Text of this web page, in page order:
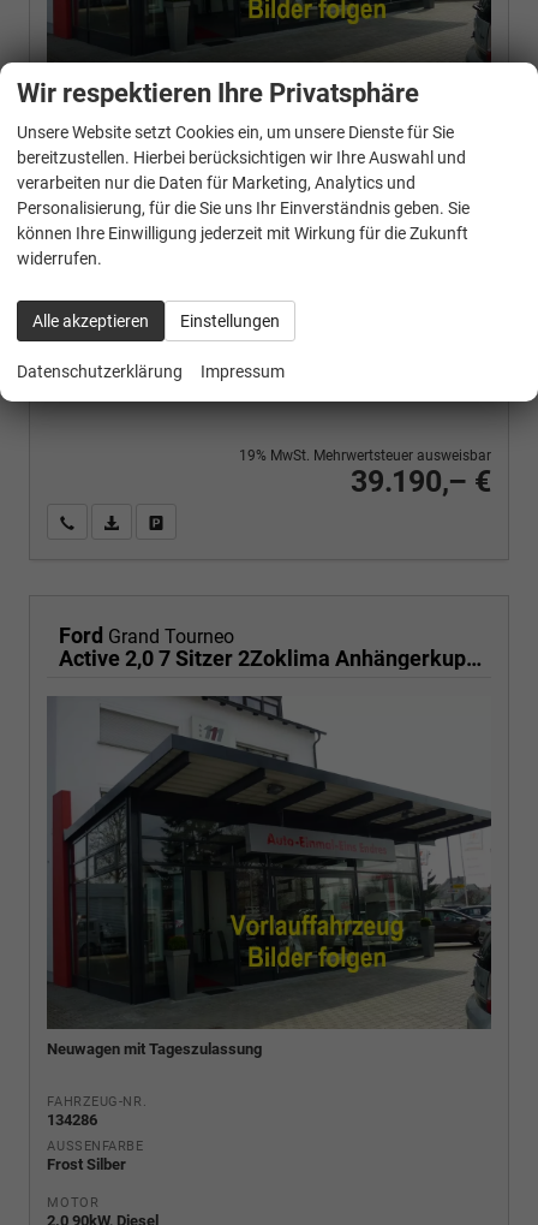
Neuwagen mit Tageszulassung
FAHRZEUG-NR.
Frozen Weiß
MOTOR
CO2-Klasse:E
39.190,– €
19% MwSt. Mehrwertsteuer ausweisbar
Wir rufen Sie anPDF-Fahrzeugexposé drucken
Ford Grand Tourneo
Active 2,0 7 Sitzer 2Zoklima Anhängerkupplung Panoramadach AGR Sitze Sitzheizung Einparkhilfe Kamera 17 Zoll Leichtmetall ACC
Neuwagen mit Tageszulassung
FAHRZEUG-NR.
134286
AUSSENFARBE
Frost Silber
MOTOR
2.0 90kW, Diesel
Wir respektieren Ihre Privatsphäre
Unsere Website setzt Cookies ein, um unsere Dienste für Sie
bereitzustellen. Hierbei berücksichtigen wir Ihre Auswahl und
verarbeiten nur die Daten für Marketing, Analytics und
Personalisierung, für die Sie uns Ihr Einverständnis geben. Sie
können Ihre Einwilligung jederzeit mit Wirkung für die Zukunft
widerrufen.
Alle akzeptieren Einstellungen
Datenschutzerklärung Impressum